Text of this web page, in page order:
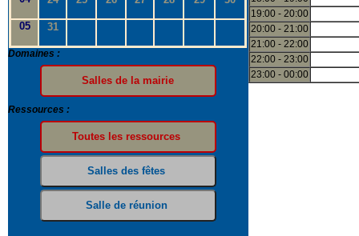
05 31
Domaines :
Ressources :
19:00 - 20:00
20:00 - 21:00
21:00 - 22:00
22:00 - 23:00
23:00 - 00:00